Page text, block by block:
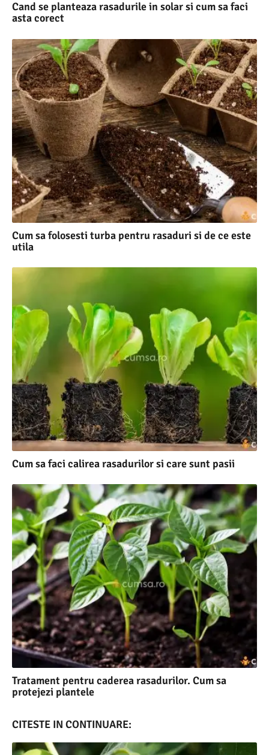
Cand se planteaza rasadurile in solar si cum sa faci
asta corect
Cum sa folosesti turba pentru rasaduri si de ce este
utila
Cum sa faci calirea rasadurilor si care sunt pasii
Tratament pentru caderea rasadurilor. Cum sa
protejezi plantele
CITESTE IN CONTINUARE: